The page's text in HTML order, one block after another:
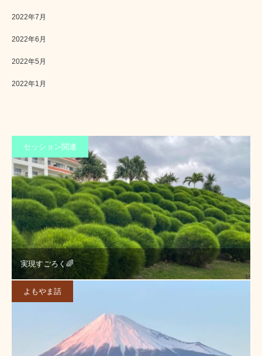
2022年7月
2022年6月
2022年5月
2022年1月
セッション関連
実現すごろく🌈
よもやま話